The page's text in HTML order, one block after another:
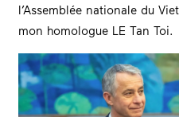
l’Assemblée nationale du
mon homologue LE Tan Toi.